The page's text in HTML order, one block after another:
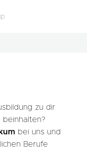
zu dir
bei uns und
Berufe